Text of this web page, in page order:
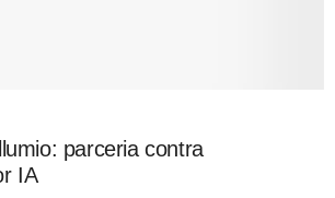
parceria contra
IA